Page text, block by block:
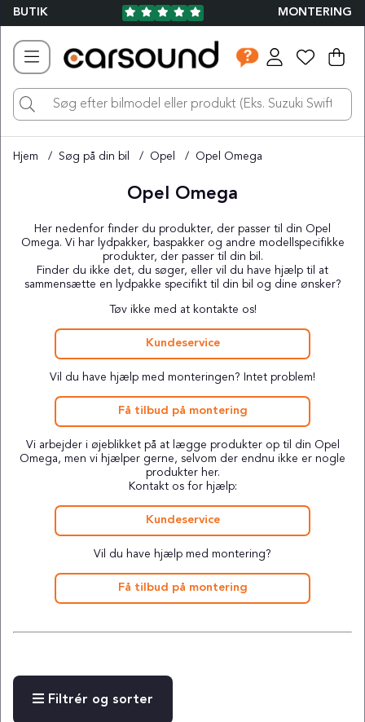
BUTIK MONTERING
.
Hjem Søg på din bil Opel Opel Omega
Opel Omega
Her nedenfor finder du produkter, der passer til din Opel
Omega. Vi har lydpakker, baspakker og andre modellspecifikke
produkter, der passer til din bil.
Finder du ikke det, du søger, eller vil du have hjælp til at
sammensætte en lydpakke specifikt til din bil og dine ønsker?
Tøv ikke med at kontakte os!
Kundeservice
Vil du have hjælp med monteringen? Intet problem!
Få tilbud på montering
Vi arbejder i øjeblikket på at lægge produkter op til din Opel
Omega, men vi hjælper gerne, selvom der endnu ikke er nogle
produkter her.
Kontakt os for hjælp:
Kundeservice
Vil du have hjælp med montering?
Få tilbud på montering
Filtrér og sorter